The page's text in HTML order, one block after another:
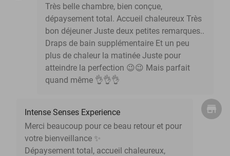
Très belle chambre, bien conçue,
dépaysement total. Accueil chaleureux Très
bon déjeuner Juste deux petites remarques..
Draps de bain supplémentaire Et un peu
plus de chaleur la matinée Juste pour
atteindre la perfection 😉😉 Mais parfait
quand même 👌👌👌
Intense Senses Experience
Merci beaucoup pour ce beau retour et pour
votre bienveillance ✨
Dépaysement total, accueil chaleureux,